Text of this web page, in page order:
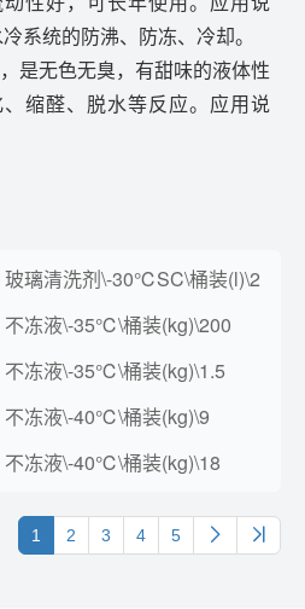
系统的防沸、防冻、冷却。
是无色无臭，有甜味的液体性
缩醛、脱水等反应。应用说
玻璃清洗剂\-30℃SC\桶装(l)\2
不冻液\-35℃\桶装(kg)\200
不冻液\-35℃\桶装(kg)\1.5
不冻液\-40℃\桶装(kg)\9
不冻液\-40℃\桶装(kg)\18
1 2 3 4 5